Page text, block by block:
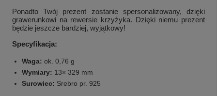
Ponadto Twój prezent zostanie spersonalizowany, dzięki
grawerunkowi na rewersie krzyżyka. Dzięki niemu prezent
będzie jeszcze bardziej, wyjątkowy!
Specyfikacja:
Waga: ok. 0,76 g
Wymiary: 13× 329 mm
Surowiec: Srebro pr. 925